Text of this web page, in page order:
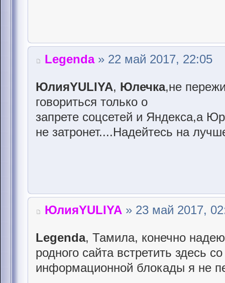
Legenda» 22 май 2017, 22:05
ЮлияYULIYA, Юлечка,не
говориться только о
запрете соцсетей и Яндекса,а
не затронет....Надейтесь на
ЮлияYULIYA » 23 май 2017,
Legenda, Тамила, конечно
родного сайта встретить здесь
информационной блокады я не